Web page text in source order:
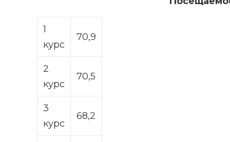
1
курс
70,9
2
курс
70,5
3
курс
68,2